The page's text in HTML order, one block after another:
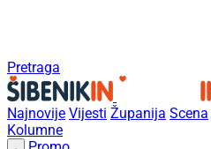
Pretraga
Najnovije Vijesti Županija Scena
Kolumne